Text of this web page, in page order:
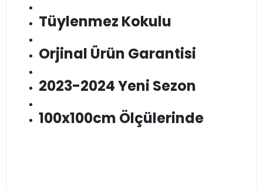
Tüylenmez Kokulu
Orjinal Ürün Garantisi
2023-2024 Yeni Sezon
100x100cm Ölçülerinde